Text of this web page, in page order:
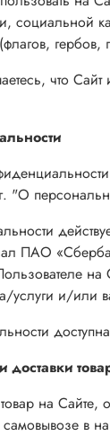
социальной
что
"О
ПАО
на
услуги и/или
доставки
на
в